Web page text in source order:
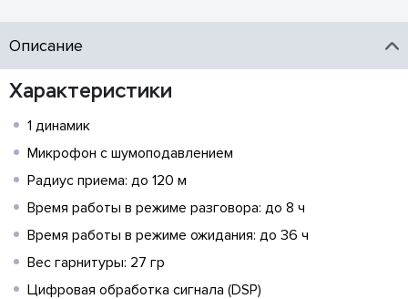
Описание
Характеристики
1 динамик
Микрофон с шумоподавлением
Радиус приема: до 120 м
Время работы в режиме разговора: до 8 ч
Время работы в режиме ожидания: до 36 ч
Вес гарнитуры: 27 гр
Цифровая обработка сигнала (DSP)